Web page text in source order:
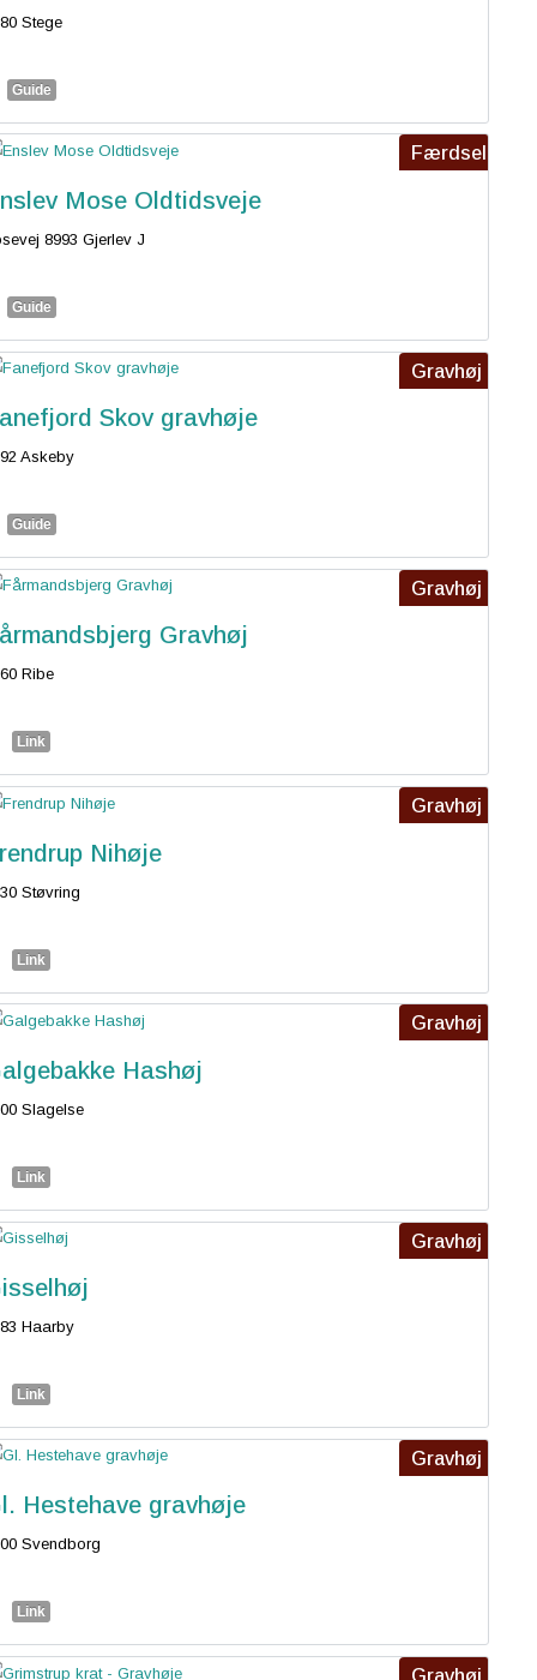
Stege
Guide
Færdsel
Mose Oldtidsveje
8993 Gjerlev J
Guide
Gravhøj
Skov gravhøje
Askeby
Guide
Gravhøj
Gravhøj
Ribe
Link
Gravhøj
Nihøje
Støvring
Link
Gravhøj
Hashøj
Slagelse
Link
Gravhøj
Haarby
Link
Gravhøj
Hestehave gravhøje
Svendborg
Link
Gravhøj